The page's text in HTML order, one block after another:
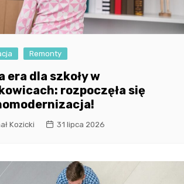
Remonty
era dla szkoły w
rozpoczęła się
Kozicki 31 lipca 2026